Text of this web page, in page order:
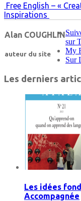
Free English – «
Inspirations
Alan COUGHLIN
auteur du site
sur
My
Sur
Les derniers
Les idées
Accompagnée